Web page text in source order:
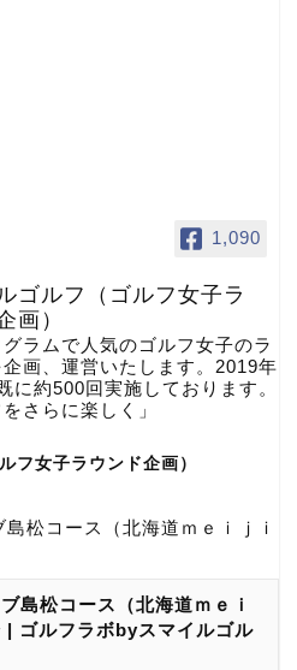
1,090
ゴルフ（ゴルフ女子ラ
画）
ラムで人気のゴルフ女子のラ
画、運営いたします。2019年
に約500回実施しております。
をさらに楽しく」
フ女子ラウンド企画）
松コース（北海道ｍｅｉｊｉ
島松コース（北海道ｍｅｉ
| ゴルフラボbyスマイルゴル